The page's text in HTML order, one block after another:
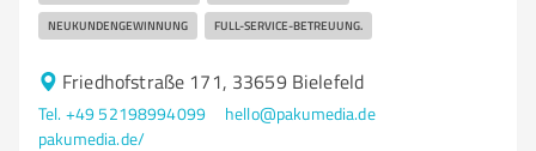
NEUKUNDENGEWINNUNG FULL-SERVICE-BETREUUNG.
Friedhofstraße 171, 33659 Bielefeld
Tel. +49 52198994099
hello@pakumedia.de
pakumedia.de/